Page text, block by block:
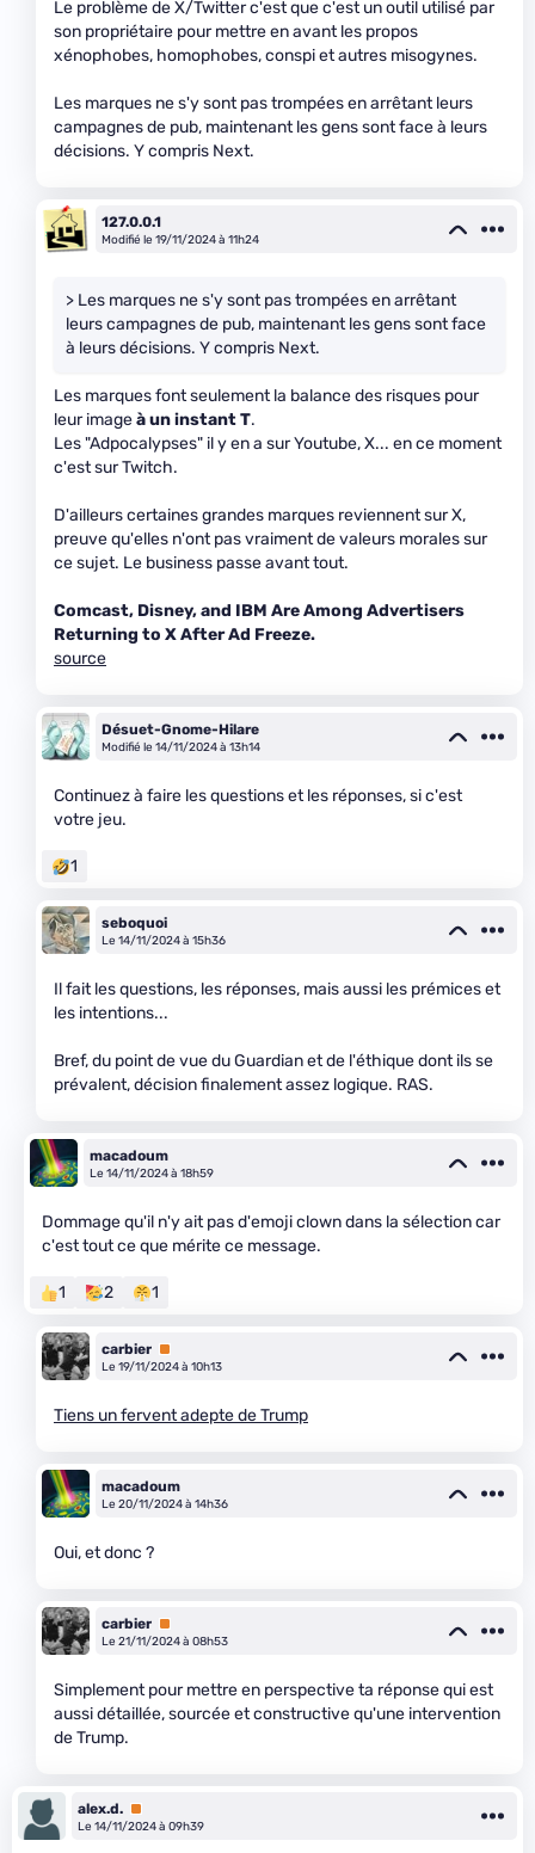
Le problème de X/Twitter c'est que c'est un outil utilisé par
son propriétaire pour mettre en avant les propos
xénophobes, homophobes, conspi et autres misogynes.
Les marques ne s'y sont pas trompées en arrêtant leurs
campagnes de pub, maintenant les gens sont face à leurs
décisions. Y compris Next.
127.0.0.1
Modifié le 19/11/2024 à 11h24
> Les marques ne s'y sont pas trompées en arrêtant
leurs campagnes de pub, maintenant les gens sont face
à leurs décisions. Y compris Next.
Les marques font seulement la balance des risques pour
leur imageà un instant T.
Les "Adpocalypses" il y en a sur Youtube, X... en ce moment
c'est sur Twitch.
D'ailleurs certaines grandes marques reviennent sur X,
preuve qu'elles n'ont pas vraiment de valeurs morales sur
ce sujet. Le business passe avant tout.
Comcast, Disney, and IBM Are Among Advertisers
Returning to X After Ad Freeze.
source
Désuet-Gnome-Hilare
Modifié le 14/11/2024 à 13h14
Continuez à faire les questions et les réponses, si c'est
votre jeu.
1
seboquoi
Le 14/11/2024 à 15h36
Il fait les questions, les réponses, mais aussi les prémices et
les intentions...
Bref, du point de vue du Guardian et de l'éthique dont ils se
prévalent, décision finalement assez logique. RAS.
macadoum
Le 14/11/2024 à 18h59
Dommage qu'il n'y ait pas d'emoji clown dans la sélection car
c'est tout ce que mérite ce message.
1 2 1
carbier Premium
Le 19/11/2024 à 10h13
Tiens un fervent adepte de Trump
macadoum
Le 20/11/2024 à 14h36
Oui, et donc ?
carbier Premium
Le 21/11/2024 à 08h53
Simplement pour mettre en perspective ta réponse qui est
aussi détaillée, sourcée et constructive qu'une intervention
de Trump.
alex.d. Premium
Le 14/11/2024 à 09h39